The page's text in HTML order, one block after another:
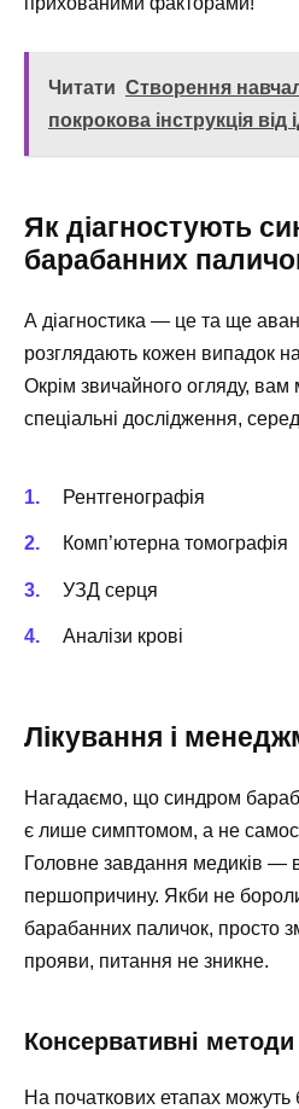
Читати Створення
покрокова інструкція від
Як діагностують
барабанних
А діагностика — це та ще
розглядають кожен випадок
Окрім звичайного огляду, вам
спеціальні дослідження,
Рентгенографія
Комп’ютерна томографія
УЗД серця
Аналізи крові
Лікування і
Нагадаємо, що синдром
є лише симптомом, а не
Головне завдання медиків —
першопричину. Якби не
барабанних паличок, просто
прояви, питання не зникне.
Консервативні методи
На початкових етапах можуть